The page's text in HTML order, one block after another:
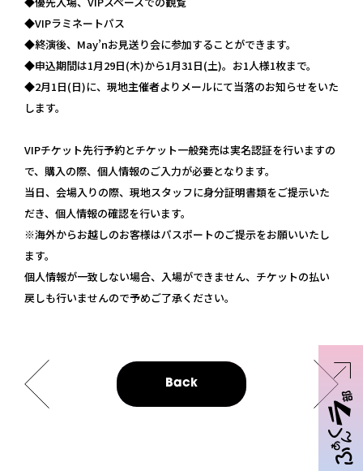
◆VIPラミネートパス
◆終演後、May’nお見送り会に参加することができます。
◆申込期間は1月29日(木)から1月31日(土)。お1人様1枚まで。
◆2月1日(日)に、現地主催者よりメールにて当落のお知らせをいた
します。
VIPチケット先行予約とチケット一般発売は実名認証を行いますの
で、購入の際、個人情報のご入力が必要となります。
当日、会場入りの際、現地スタッフに身分証明書類をご提示いた
だき、個人情報の確認を行います。
※海外からお越しのお客様はパスポートのご提示をお願いいたし
ます。
個人情報が一致しない場合、入場ができません、チケットの払い
戻しも行いませんので予めご了承ください。
Back